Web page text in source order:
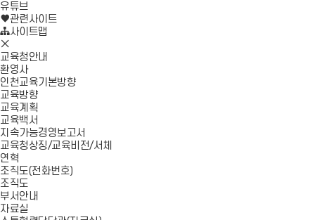
기
유튜브
로
가
관련사이트
사이트맵
모
바
일
메
뉴
닫
기
교육청안내
환영사
인천교육기본방향
교육방향
교육계획
교육백서
지속가능경영보고서
교육청상징/교육비전/서체
연혁
조직도(전화번호)
조직도
부서안내
자료실